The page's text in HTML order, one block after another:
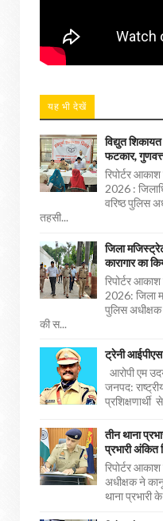
यह भी देखें
विद्युत
फटकार,
रिपोर्टर
2026 :
वरिष्ठ पुलिस
तहसी...
जिला
कारागार का
रिपोर्टर
2026: जिला
पुलिस अधीक्षक
की स...
ट्रेनी
आरोपी एम
जनपद:
प्रशिक्षणार्थी
तीन थाना
प्रभारी अंकित
रिपोर्टर
अधीक्षक ने
थाना प्रभारी